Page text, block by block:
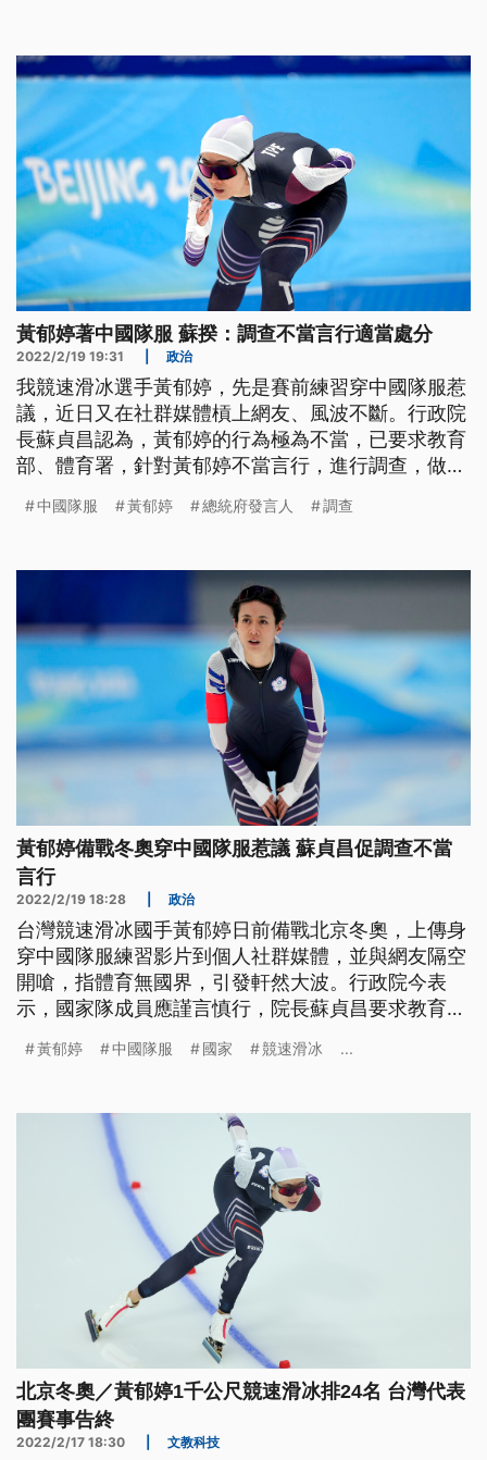
體育署調查其不當言行，並檢討相關機制。體育署表
示，目前正在檢討研修參賽處理辦法
黃郁婷著中國隊服 蘇揆：調查不當言行適當處分
2022/2/19 19:31 政治
我競速滑冰選手黃郁婷，先是賽前練習穿中國隊服惹
議，近日又在社群媒體槓上網友、風波不斷。行政院
長蘇貞昌認為，黃郁婷的行為極為不當，已要求教育
部、體育署，針對黃郁婷不當言行，進行調查，做出
手賽事已結束，總統府支持行政院，採取必要調查檢
成敗外，對外代表國家，言行舉止動見觀瞻，不應有
任何損害國家榮譽的爭議言行。
中國隊服 黃郁婷 總統府發言人 調查
黃郁婷備戰冬奧穿中國隊服惹議 蘇貞昌促調查不當
言行
2022/2/19 18:28 政治
台灣競速滑冰國手黃郁婷日前備戰北京冬奧，上傳身
穿中國隊服練習影片到個人社群媒體，並與網友隔空
開嗆，指體育無國界，引發軒然大波。行政院今表
示，國家隊成員應謹言慎行，院長蘇貞昌要求教育
黃郁婷 中國隊服 國家 競速滑冰 ...
北京冬奧／黃郁婷1千公尺競速滑冰排24名 台灣代表
團賽事告終
2022/2/17 18:30 文教科技